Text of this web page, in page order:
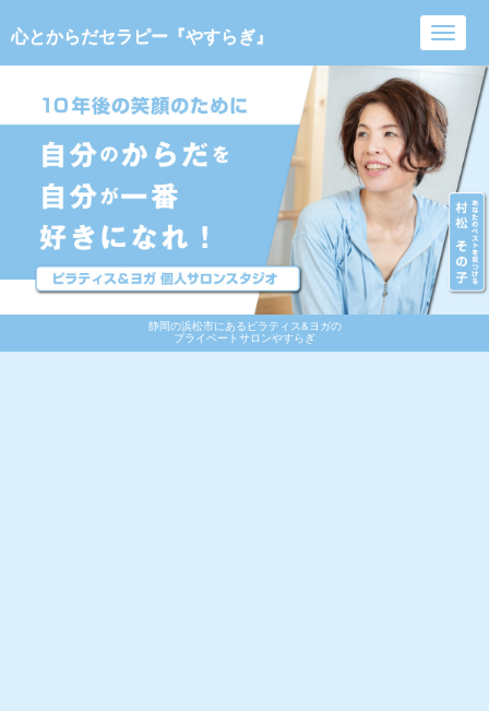
静岡の浜松市にあるピラティス&ヨガの
プライベートサロンやすらぎ
心とからだセラピー『やすらぎ』